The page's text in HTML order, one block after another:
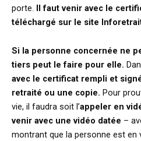
porte. Il faut venir avec le
téléchargé sur le site
Si la personne concernée ne
tiers peut le faire pour elle.
avec le certificat rempli et
retraité ou une copie. Pour
vie, il faudra soit l’appeler en
venir avec une vidéo datée –
montrant que la personne est en